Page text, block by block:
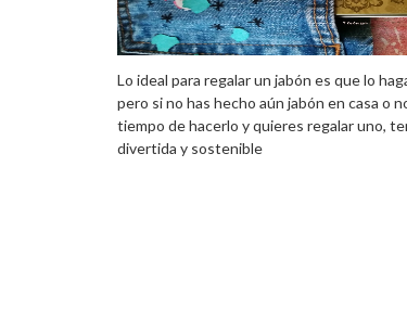
Lo ideal para regalar un jabón es que lo
pero si no has hecho aún jabón en casa o
tiempo de hacerlo y quieres regalar uno,
divertida y sostenible